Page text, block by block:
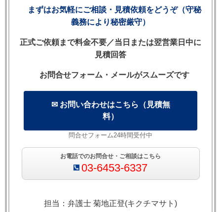
【目次】
1. Due Diligence の法的意味
3. 英文契約書における Due Diligence の用例
4. Due Diligence 義務が免責に与える影響
5. M&A・企業買収における Due Diligence
6. Legal Due Diligence の主なチェック項目
7. Due Diligence の限界と表明保証との関係
9. よくある質問（FAQ）
まずはお気軽にご相談・見積依頼をどうぞ（守秘
義務により秘密厳守）
正式ご依頼まで料金不要／当日または翌営業日中に
見積回答
お問合せフォーム・メールがスムーズです
✉ お問い合わせはこちら（見積無
料）
問合せフォーム24時間受付中
お電話でのお問合せ・ご相談はこちら
03-6453-6337
担当：弁護士 菊地正登(キクチマサト)